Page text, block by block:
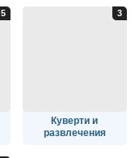
Куверти и
развлечения